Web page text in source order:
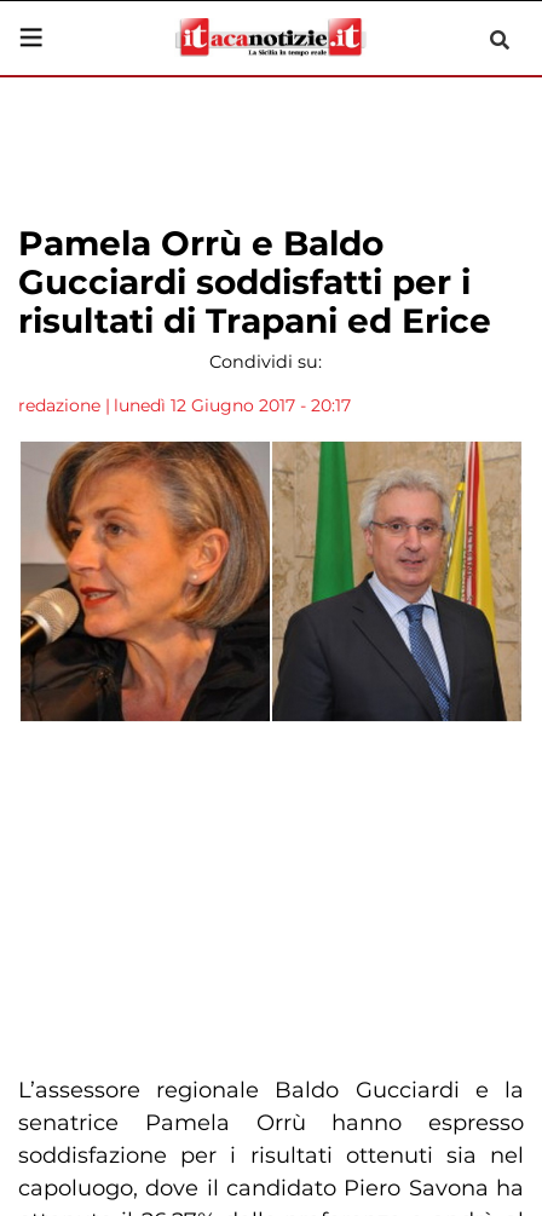
Pamela Orrù e Baldo
Gucciardi soddisfatti per i
risultati di Trapani ed Erice
Condividi su:
redazione | lunedì 12 Giugno 2017 - 20:17
L’assessore regionale Baldo Gucciardi e la
senatrice Pamela Orrù hanno espresso
soddisfazione per i risultati ottenuti sia nel
capoluogo, dove il candidato Piero Savona ha